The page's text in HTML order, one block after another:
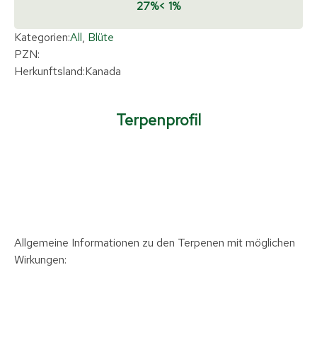
27%< 1%
Kategorien:All, Blüte
PZN:
Herkunftsland:Kanada
Terpenprofil
Allgemeine Informationen zu den Terpenen mit möglichen
Wirkungen: